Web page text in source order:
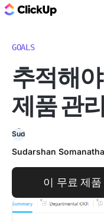
GOALS
추적해
제품 관
Sudarshan
이 무료 제